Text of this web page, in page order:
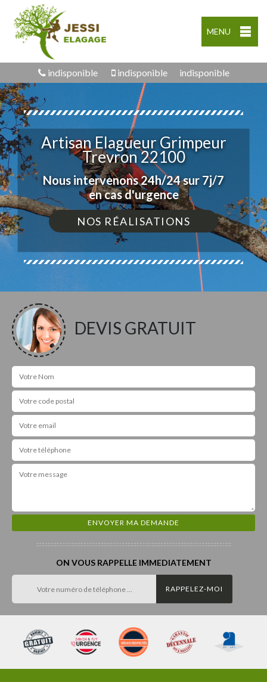
MENU
indisponible indisponible indisponible
Artisan Elagueur Grimpeur
Trevron 22100
Nous intervenons 24h/24 sur 7j/7
en cas d'urgence
NOS RÉALISATIONS
DEVIS GRATUIT
ON VOUS RAPPELLE IMMEDIATEMENT